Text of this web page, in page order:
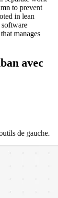
to prevent
in lean
manages
avec
de gauche.